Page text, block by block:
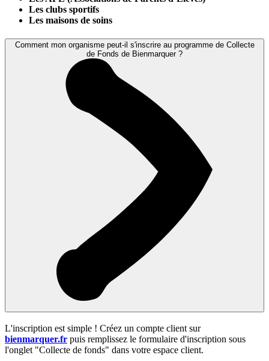
Les clubs sportifs
Les maisons de soins
Comment mon organisme peut-il s'inscrire au programme de Collecte
de Fonds de Bienmarquer ?
L'inscription est simple ! Créez un compte client sur
bienmarquer.fr puis remplissez le formulaire d'inscription sous
l'onglet "Collecte de fonds" dans votre espace client.